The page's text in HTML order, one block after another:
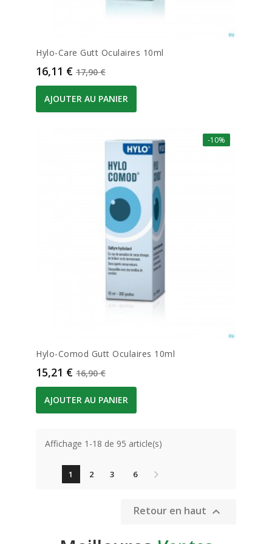
Hylo-Care Gutt Oculaires 10ml
Prix
16,11 € Prix de base
17,90 €
AJOUTER AU PANIER
-10%
Hylo-Comod Gutt Oculaires 10ml
Prix
15,21 € Prix de base
16,90 €
AJOUTER AU PANIER
Affichage 1-18 de 95 article(s)
1 2 3 6
Retour en haut 